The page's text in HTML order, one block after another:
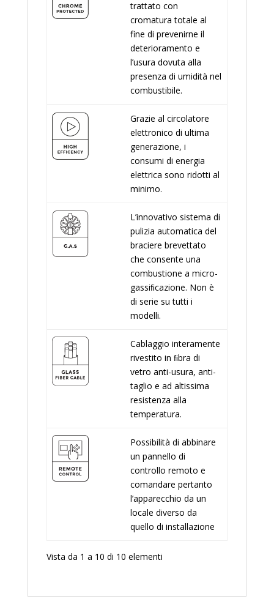
trattato con
cromatura totale al
fine di prevenirne il
deterioramento e
l’usura dovuta alla
presenza di umidità nel
combustibile.
Grazie al circolatore
elettronico di ultima
generazione, i
consumi di energia
elettrica sono ridotti al
minimo.
L’innovativo sistema di
pulizia automatica del
braciere brevettato
che consente una
combustione a micro-
gassiﬁcazione. Non è
di serie su tutti i
modelli.
Cablaggio interamente
rivestito in ﬁbra di
vetro anti-usura, anti-
taglio e ad altissima
resistenza alla
temperatura.
Possibilità di abbinare
un pannello di
controllo remoto e
comandare pertanto
l’apparecchio da un
locale diverso da
quello di installazione
Vista da 1 a 10 di 10 elementi